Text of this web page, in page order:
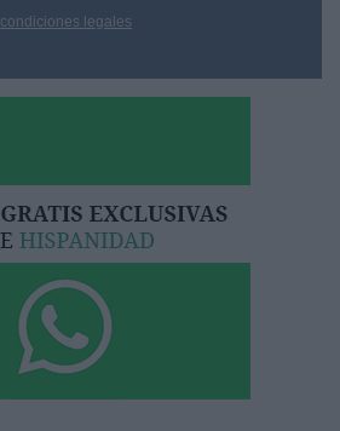
condiciones legales